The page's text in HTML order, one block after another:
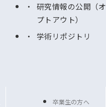
研究情報の公開（オ
プトアウト）
学術リポジトリ
卒業生の方へ